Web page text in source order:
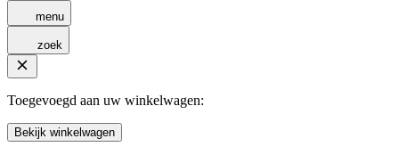
menu
zoek
Toegevoegd aan uw winkelwagen:
Bekijk winkelwagen